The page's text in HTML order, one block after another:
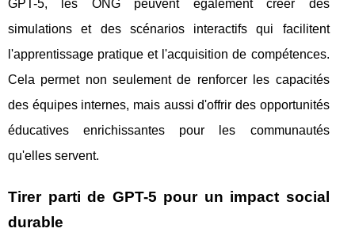
GPT-5, les ONG peuvent également créer des
simulations et des scénarios interactifs qui facilitent
l'apprentissage pratique et l'acquisition de compétences.
Cela permet non seulement de renforcer les capacités
des équipes internes, mais aussi d'offrir des opportunités
éducatives enrichissantes pour les communautés
qu'elles servent.
Tirer parti de GPT-5 pour un impact social
durable